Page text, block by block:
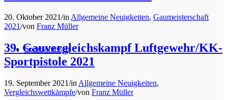
Sportschießen
20. Oktober 2021/in Allgemeine Neuigkeiten, Gaumeisterschaft
2021/von Franz Müller
39. Gauvergleichskampf Luftgewehr/KK-
Sportpistole 2021
19. September 2021/in Allgemeine Neuigkeiten,
Vergleichswettkämpfe/von Franz Müller